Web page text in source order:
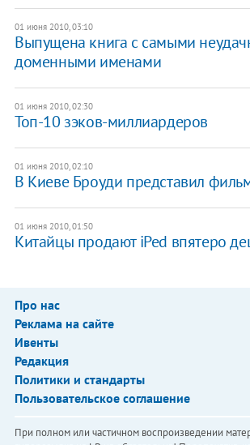
01 июня 2010, 03:10
Выпущена книга с самыми
доменными именами
01 июня 2010, 02:30
Топ-10 зэков-миллиардеров
01 июня 2010, 02:10
В Киеве Броуди представил
01 июня 2010, 01:50
Китайцы продают iPed впятеро
Про нас
Реклама на сайте
Ивенты
Редакция
Политики и стандарты
Пользовательское соглашение
При полном или частичном воспроизведении